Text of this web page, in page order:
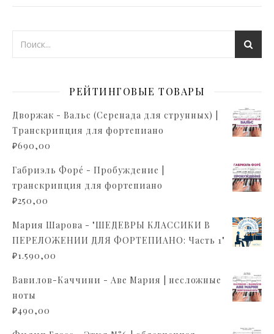
РЕЙТИНГОВЫЕ ТОВАРЫ
Дворжак - Вальс (Серенада для струнных) |
Транскрипция для фортепиано
₽690,00
Габриэль Форé - Пробуждение |
транскрипция для фортепиано
₽250,00
Мария Шарова - "ШЕДЕВРЫ КЛАССИКИ В
ПЕРЕЛОЖЕНИИ ДЛЯ ФОРТЕПИАНО: Часть 1"
₽1.590,00
Вавилов-Каччини - Аве Мария | несложные
ноты
₽490,00